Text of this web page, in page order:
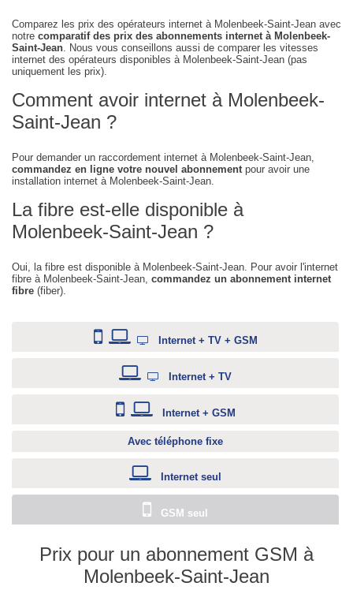
Comparez les prix des opérateurs internet à Molenbeek-Saint-Jean avec
notre comparatif des prix des abonnements internet à Molenbeek-
Saint-Jean. Nous vous conseillons aussi de comparer les vitesses
internet des opérateurs disponibles à Molenbeek-Saint-Jean (pas
uniquement les prix).
Comment avoir internet à Molenbeek-
Saint-Jean ?
Pour demander un raccordement internet à Molenbeek-Saint-Jean,
commandez en ligne votre nouvel abonnementpour avoir une
installation internet à Molenbeek-Saint-Jean.
La fibre est-elle disponible à
Molenbeek-Saint-Jean ?
Oui, la fibre est disponible à Molenbeek-Saint-Jean. Pour avoir l'internet
fibre à Molenbeek-Saint-Jean, commandez un abonnement internet
fibre (fiber).
Internet + TV + GSM
Internet + TV
Internet + GSM
Avec téléphone fixe
Internet seul
GSM seul
Prix pour un abonnement GSM à
Molenbeek-Saint-Jean